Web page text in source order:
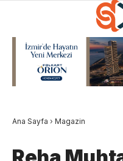
Ana Sayfa › Magazin